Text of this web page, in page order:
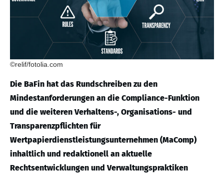
©relif/fotolia.com
Die BaFin hat das Rundschreiben zu den
Mindestanforderungen an die Compliance-Funktion
und die weiteren Verhaltens-, Organisations- und
Transparenzpflichten für
Wertpapierdienstleistungsunternehmen (MaComp)
inhaltlich und redaktionell an aktuelle
Rechtsentwicklungen und Verwaltungspraktiken